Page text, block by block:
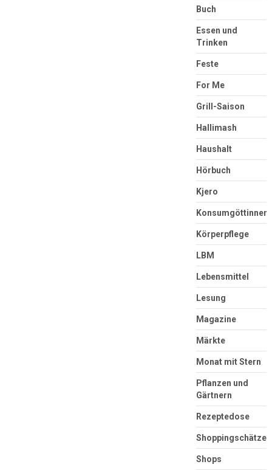
Buch
Essen und
Trinken
Feste
For Me
Grill-Saison
Hallimash
Haushalt
Hörbuch
Kjero
Konsumgöttinnen
Körperpflege
LBM
Lebensmittel
Lesung
Magazine
Märkte
Monat mit Stern
Pflanzen und
Gärtnern
Rezeptedose
Shoppingschätze
Shops